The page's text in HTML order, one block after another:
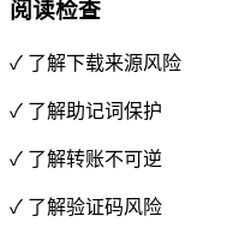
阅读检查
✓ 了解下载来源风险
✓ 了解助记词保护
✓ 了解转账不可逆
✓ 了解验证码风险